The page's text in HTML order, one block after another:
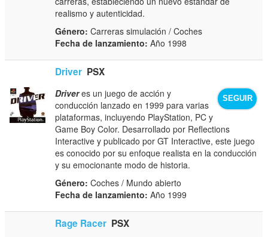
realismo y autenticidad.
Género: Carreras simulación / Coches
Fecha de lanzamiento: Año 1998
Driver PSX
SEGUIR
Driveres un juego de acción y
conducción lanzado en 1999 para varias
plataformas, incluyendo PlayStation, PC y
Game Boy Color. Desarrollado por Reflections
Interactive y publicado por GT Interactive, este juego
es conocido por su enfoque realista en la conducción
y su emocionante modo de historia.
Género: Coches / Mundo abierto
Fecha de lanzamiento: Año 1999
Rage Racer PSX